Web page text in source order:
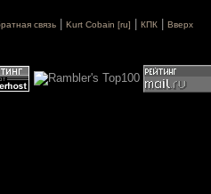
связь Kurt Cobain [ru] КПК Вверх